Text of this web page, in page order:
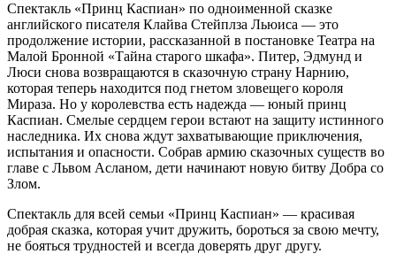
Спектакль «Принц Каспиан» по одноименной сказке
английского писателя Клайва Стейплза Льюиса — это
продолжение истории, рассказанной в постановке Театра на
Малой Бронной «Тайна старого шкафа». Питер, Эдмунд и
Люси снова возвращаются в сказочную страну Нарнию,
которая теперь находится под гнетом зловещего короля
Мираза. Но у королевства есть надежда — юный принц
Каспиан. Смелые сердцем герои встают на защиту истинного
наследника. Их снова ждут захватывающие приключения,
испытания и опасности. Собрав армию сказочных существ во
главе с Львом Асланом, дети начинают новую битву Добра со
Злом.
Спектакль для всей семьи «Принц Каспиан» — красивая
добрая сказка, которая учит дружить, бороться за свою мечту,
не бояться трудностей и всегда доверять друг другу.